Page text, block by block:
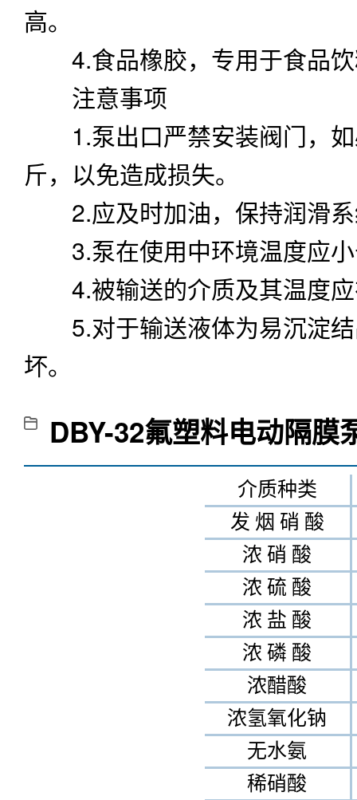
高。
4.食品橡胶，专用于食品饮
注意事项
1.泵出口严禁安装阀门，如
斤，以免造成损失。
2.应及时加油，保持润滑系
3.泵在使用中环境温度应
4.被输送的介质及其温度应
5.对于输送液体为易沉淀结
坏。
DBY-32氟塑料电动隔膜
介质种类
发 烟 硝 酸
浓 硝 酸
浓 硫 酸
浓 盐 酸
浓 磷 酸
浓醋酸
浓氢氧化钠
无水氨
稀硝酸